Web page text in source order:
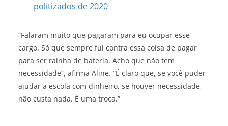
politizados de 2020
“Falaram muito que pagaram para eu ocupar esse
cargo. Só que sempre fui contra essa coisa de pagar
para ser rainha de bateria. Acho que não tem
necessidade”, afirma Aline. “É claro que, se você puder
ajudar a escola com dinheiro, se houver necessidade,
não custa nada. É uma troca.”